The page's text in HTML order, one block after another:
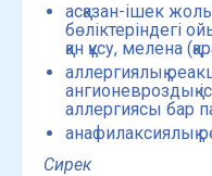
асқазан-ішек
бөліктеріндегі
қан құсу, мелена
аллергиялық
ангионевроздық
аллергиясы бар
анафилаксиялық
Сирек